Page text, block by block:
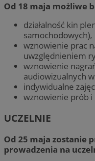
Od 18 maja możliwe
działalność kin
samochodowych),
wznowienie prac
uwzględnieniem
wznowienie
audiowizualnych
indywidualne
wznowienie prób i
UCZELNIE
Od 25 maja zostanie
prowadzenia na